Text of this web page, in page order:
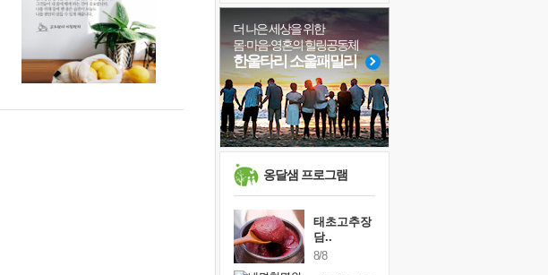
졸업식 사진을 보며
아픈 아버지를 위한 공간 설계
극심한 변비, 어깨결림, 수면 장애
보고 싶은 어머니
유년 시절의 부산 영도 바다
못된 꼰대들
거울 속의 나
희망이란
'모른다'는 것
#리더
#링컨학교
#독서
#극복
#명상
#면역력
#도움
#위기
#독서캠프
#삶
#아이들 #희망
더 나은 세상을 위한
몸·마음·영혼의 힐링공동체
한울타리 소울패밀리
옹달샘 프로그램
태초고추장
담..
8/8